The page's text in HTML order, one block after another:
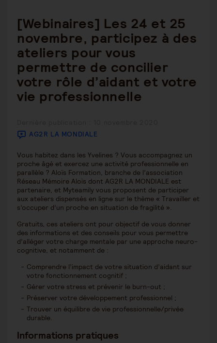
[Webinaires] Les 24 et 25
novembre, participez à des
ateliers pour vous
permettre de concilier
votre rôle d’aidant et votre
vie professionnelle
publiée :
AG2R LA MONDIALE
Vous habitez dans les Yvelines ? Vous accompagnez un
proche âgé et exercez une activité professionnelle en
parallèle ? Aloïs Formation, branche de l’association
Réseau Mémoire Aloïs dont AG2R LA MONDIALE est
partenaire, et Myteamily vous proposent de participer
aux ateliers dispensés en ligne sur le thème « Travailler et
s’occuper d’un proche en situation de fragilité ».
Gratuits, ces ateliers ont pour objectif de vous donner
des informations et des conseils pour vous permettre
d’alléger votre charge mentale par une approche neuro-
cognitive, et notamment de :
Comprendre l’impact de votre situation d’aidant sur
votre fonctionnement cognitif​ ;
Gérer votre stress et prévenir le burn-out ;
Préserver votre développement professionnel ;
Trouver un équilibre de vie professionnelle/privée
durable.
Informations pratiques